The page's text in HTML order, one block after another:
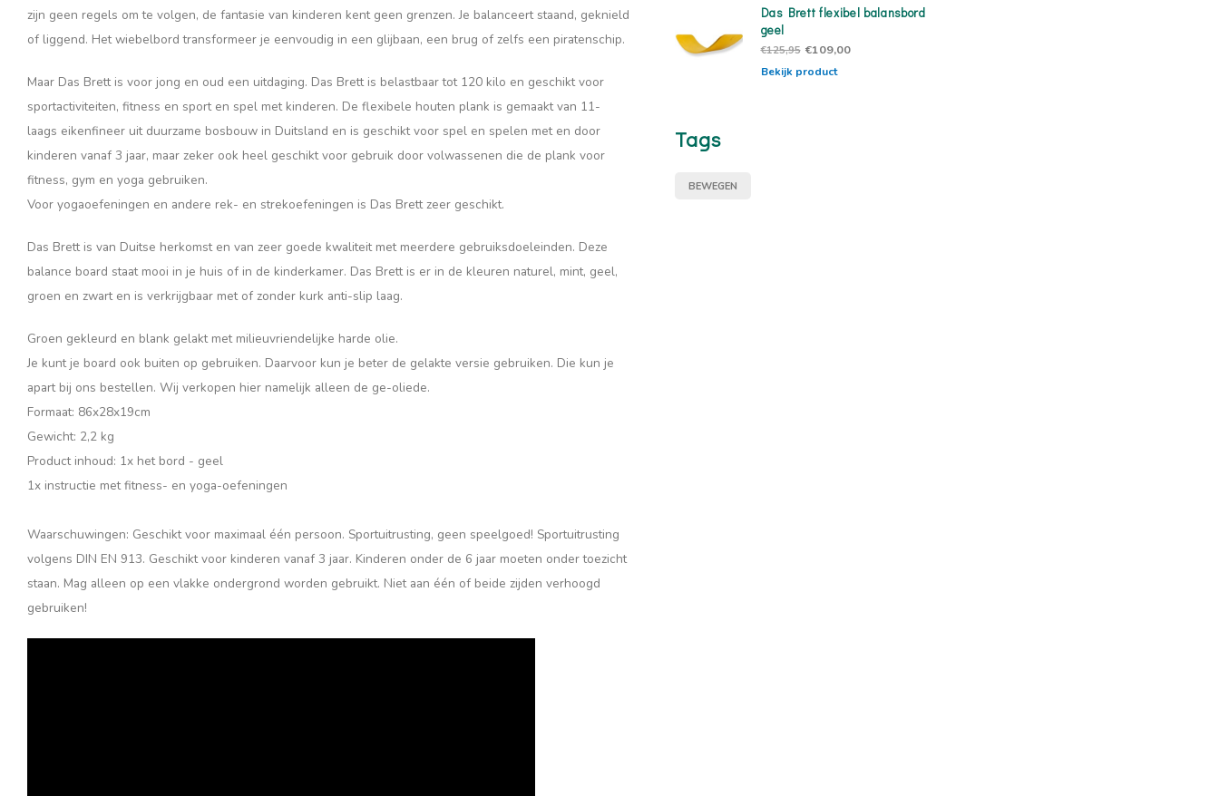
zijn geen regels om te volgen, de fantasie van kinderen kent geen grenzen. Je balanceert staand, geknield
of liggend. Het wiebelbord transformeer je eenvoudig in een glijbaan, een brug of zelfs een piratenschip.
Maar Das Brett is voor jong en oud een uitdaging. Das Brett is belastbaar tot 120 kilo en geschikt voor
sportactiviteiten, fitness en sport en spel met kinderen. De flexibele houten plank is gemaakt van 11-
laags eikenfineer uit duurzame bosbouw in Duitsland en is geschikt voor spel en spelen met en door
kinderen vanaf 3 jaar, maar zeker ook heel geschikt voor gebruik door volwassenen die de plank voor
fitness, gym en yoga gebruiken.
Voor yogaoefeningen en andere rek- en strekoefeningen is Das Brett zeer geschikt.
Das Brett is van Duitse herkomst en van zeer goede kwaliteit met meerdere gebruiksdoeleinden. Deze
balance board staat mooi in je huis of in de kinderkamer. Das Brett is er in de kleuren naturel, mint, geel,
groen en zwart en is verkrijgbaar met of zonder kurk anti-slip laag.
Groen gekleurd en blank gelakt met milieuvriendelijke harde olie.
Je kunt je board ook buiten op gebruiken. Daarvoor kun je beter de gelakte versie gebruiken. Die kun je
apart bij ons bestellen. Wij verkopen hier namelijk alleen de ge-oliede.
Formaat: 86x28x19cm
Gewicht: 2,2 kg
Product inhoud: 1x het bord - geel
1x instructie met fitness- en yoga-oefeningen
Waarschuwingen: Geschikt voor maximaal één persoon. Sportuitrusting, geen speelgoed! Sportuitrusting
volgens DIN EN 913. Geschikt voor kinderen vanaf 3 jaar. Kinderen onder de 6 jaar moeten onder toezicht
staan. Mag alleen op een vlakke ondergrond worden gebruikt. Niet aan één of beide zijden verhoogd
gebruiken!
Das Brett flexibel balansbord
geel
€125,95 €109,00
Bekijk product
Tags
BEWEGEN